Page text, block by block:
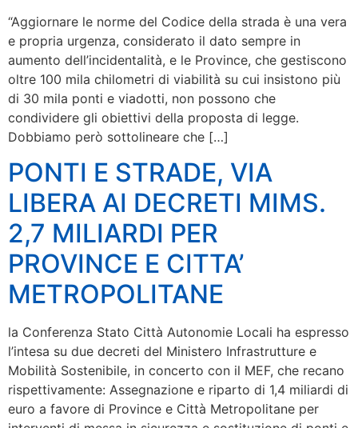
“Aggiornare le norme del Codice della strada è una vera
e propria urgenza, considerato il dato sempre in
aumento dell’incidentalità, e le Province, che gestiscono
oltre 100 mila chilometri di viabilità su cui insistono più
di 30 mila ponti e viadotti, non possono che
condividere gli obiettivi della proposta di legge.
Dobbiamo però sottolineare che […]
PONTI E STRADE, VIA
LIBERA AI DECRETI MIMS.
2,7 MILIARDI PER
PROVINCE E CITTA’
METROPOLITANE
la Conferenza Stato Città Autonomie Locali ha espresso
l’intesa su due decreti del Ministero Infrastrutture e
Mobilità Sostenibile, in concerto con il MEF, che recano
rispettivamente: Assegnazione e riparto di 1,4 miliardi di
euro a favore di Province e Città Metropolitane per